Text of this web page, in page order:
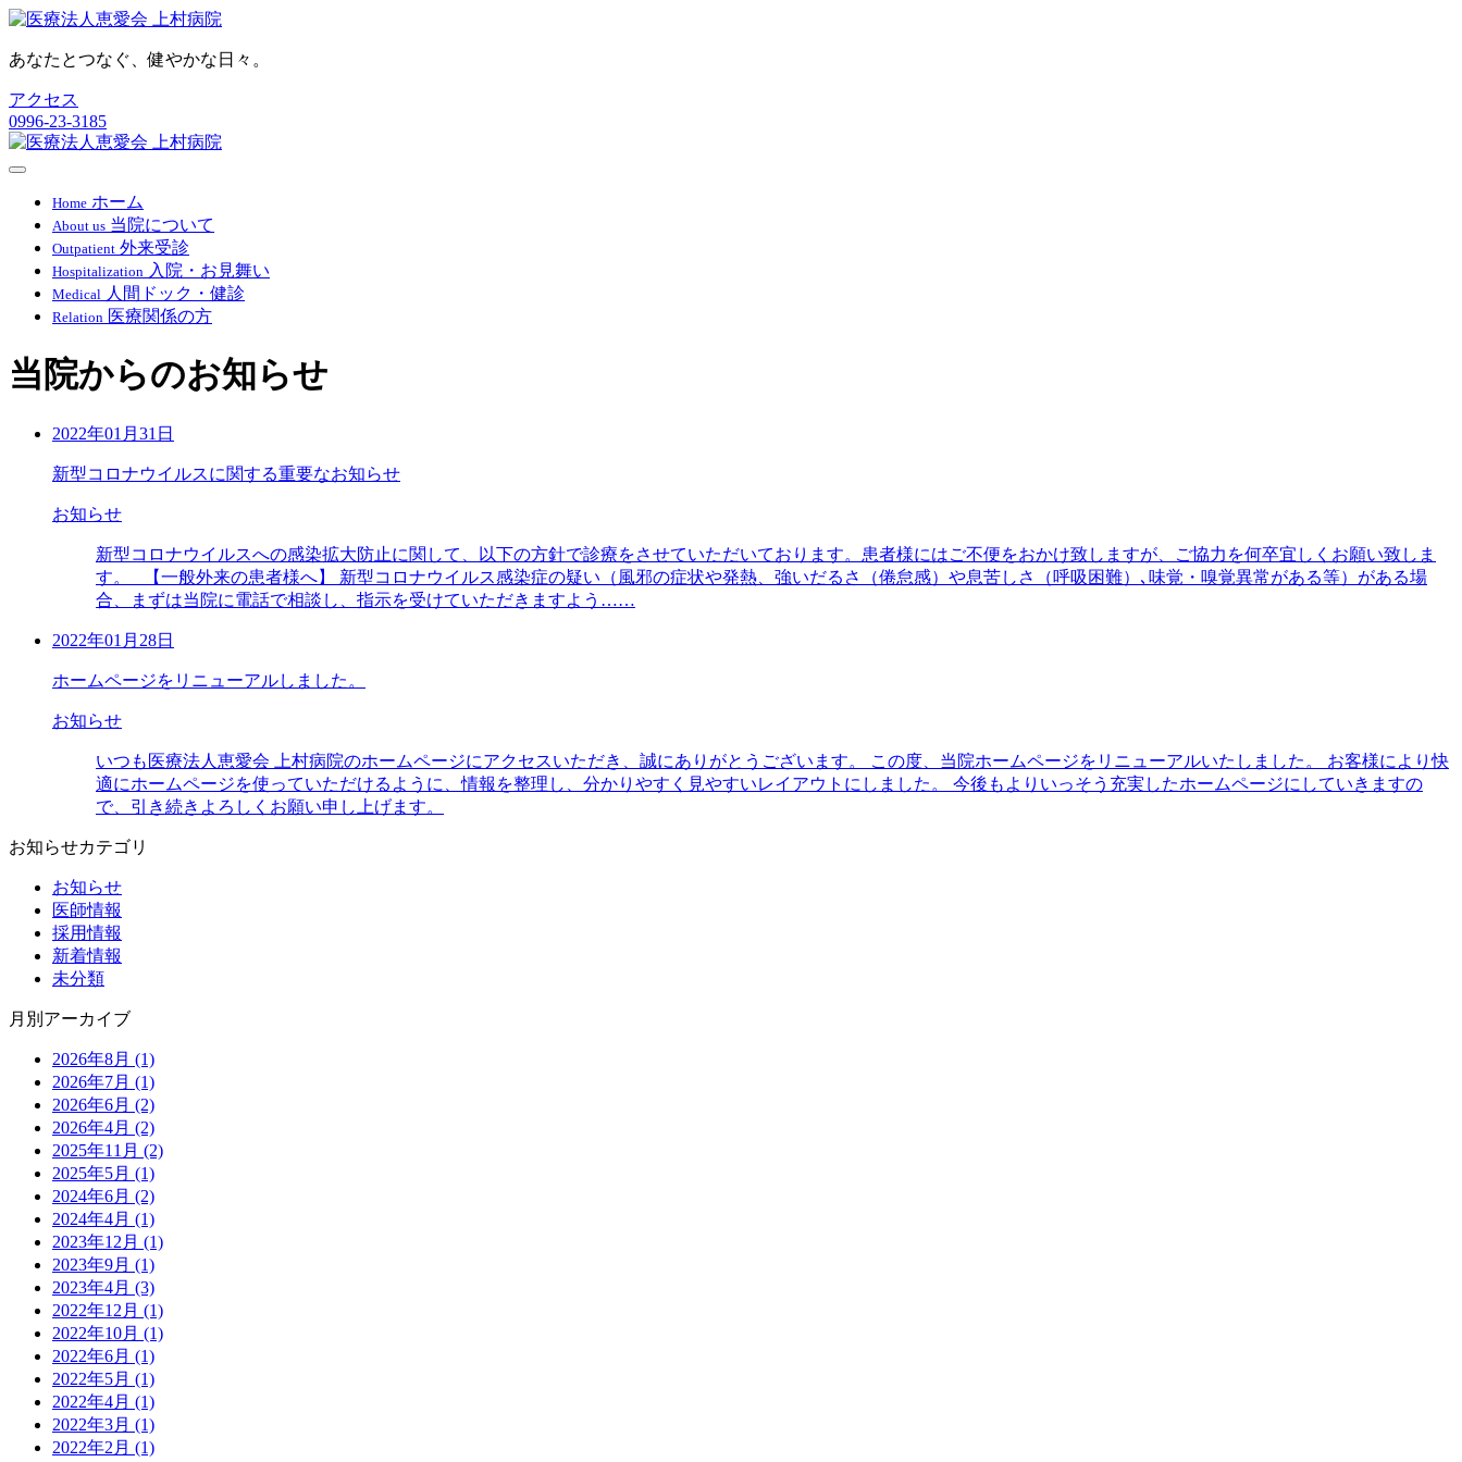
あなたとつなぐ、健やかな日々。
アクセス
0996-23-3185
Home ホーム
About us 当院について
Outpatient 外来受診
Hospitalization 入院・お見舞い
Medical 人間ドック・健診
Relation 医療関係の方
当院からのお知らせ
2022年01月31日
新型コロナウイルスに関する重要なお知らせ
お知らせ
新型コロナウイルスへの感染拡大防止に関して、以下の方針で診療をさせていただいております。患者様にはご不便をおかけ致しますが、ご協力を何卒宜しくお願い致しま
す。 【一般外来の患者様へ】 新型コロナウイルス感染症の疑い（風邪の症状や発熱、強いだるさ（倦怠感）や息苦しさ（呼吸困難）､味覚・嗅覚異常がある等）がある場
合、まずは当院に電話で相談し、指示を受けていただきますよう……
2022年01月28日
ホームページをリニューアルしました。
お知らせ
いつも医療法人恵愛会 上村病院のホームページにアクセスいただき、誠にありがとうございます。 この度、当院ホームページをリニューアルいたしました。 お客様により快
適にホームページを使っていただけるように、情報を整理し、分かりやすく見やすいレイアウトにしました。 今後もよりいっそう充実したホームページにしていきますの
で、引き続きよろしくお願い申し上げます。
お知らせカテゴリ
お知らせ
医師情報
採用情報
新着情報
未分類
月別アーカイブ
2026年8月 (1)
2026年7月 (1)
2026年6月 (2)
2026年4月 (2)
2025年11月 (2)
2025年5月 (1)
2024年6月 (2)
2024年4月 (1)
2023年12月 (1)
2023年9月 (1)
2023年4月 (3)
2022年12月 (1)
2022年10月 (1)
2022年6月 (1)
2022年5月 (1)
2022年4月 (1)
2022年3月 (1)
2022年2月 (1)